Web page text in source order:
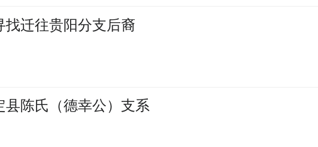
迁往贵阳分支后裔
陈氏（德幸公）支系